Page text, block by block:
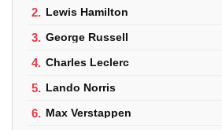
2. Lewis Hamilton
3. George Russell
4. Charles Leclerc
5. Lando Norris
6. Max Verstappen